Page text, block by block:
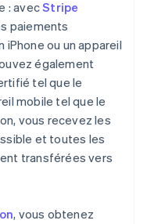
: avecStripe
paiements
ou un appareil
également
tel que le
mobile tel que le
vous recevez les
et toutes les
transférées vers
, vous obtenez